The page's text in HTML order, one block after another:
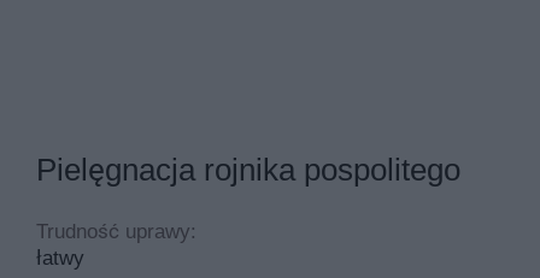
Pielęgnacja rojnika pospolitego
Trudność uprawy:
łatwy